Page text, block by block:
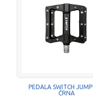
PEDALA SWITCH
ČRNA